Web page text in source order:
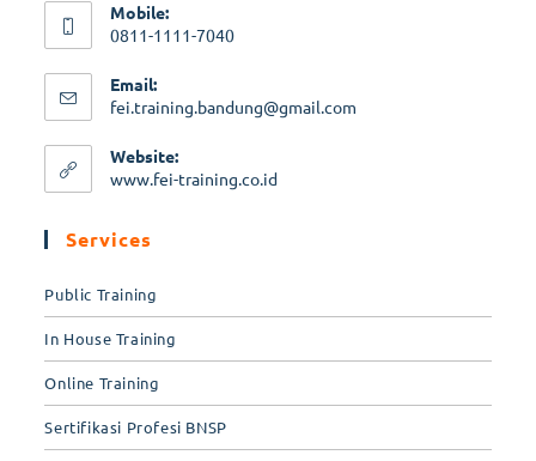
Mobile:
0811-1111-7040
Email:
fei.training.bandung@gmail.com
Website:
www.fei-training.co.id
Services
Public Training
In House Training
Online Training
Sertifikasi Profesi BNSP